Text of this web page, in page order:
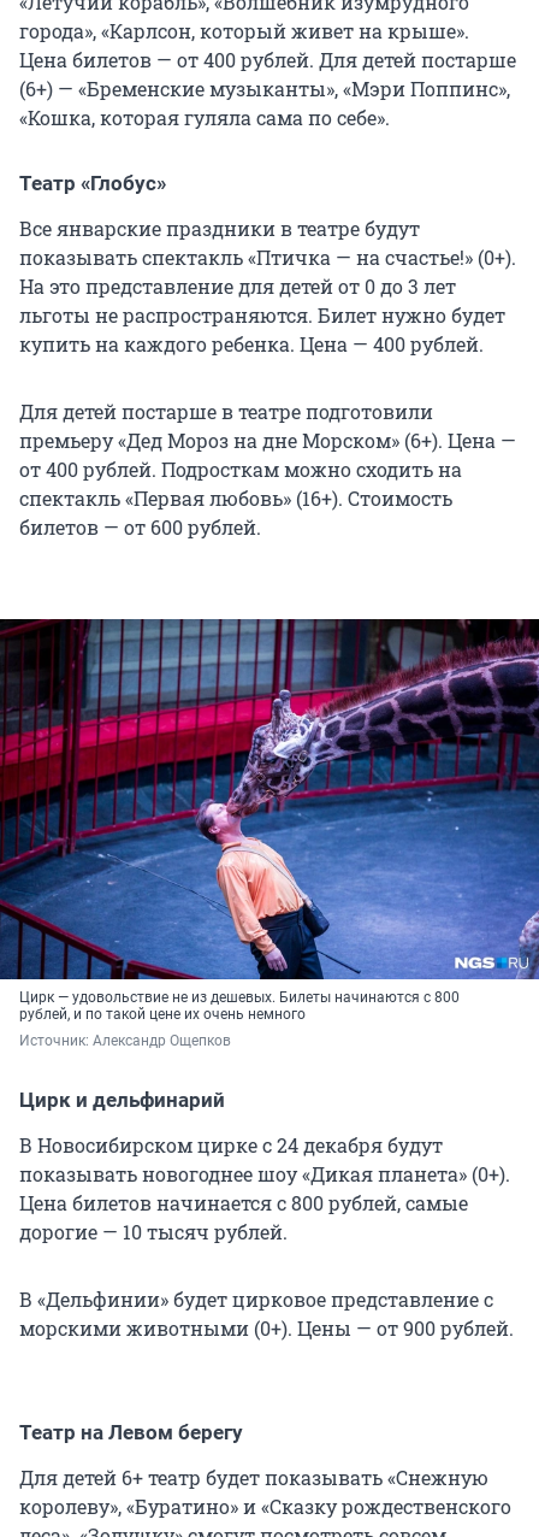
города», «Карлсон, который живет на крыше».
Цена билетов — от 400 рублей. Для детей постарше
(6+) — «Бременские музыканты», «Мэри Поппинс»,
«Кошка, которая гуляла сама по себе».
Театр «Глобус»
Все январские праздники в театре будут
показывать спектакль «Птичка — на счастье!» (0+).
На это представление для детей от 0 до 3 лет
льготы не распространяются. Билет нужно будет
купить на каждого ребенка. Цена — 400 рублей.
Для детей постарше в театре подготовили
премьеру «Дед Мороз на дне Морском» (6+). Цена —
от 400 рублей. Подросткам можно сходить на
спектакль «Первая любовь» (16+). Стоимость
билетов — от 600 рублей.
Цирк — удовольствие не из дешевых. Билеты начинаются с 800
рублей, и по такой цене их очень немного
Источник: Александр Ощепков
Цирк и дельфинарий
В Новосибирском цирке с 24 декабря будут
показывать новогоднее шоу «Дикая планета» (0+).
Цена билетов начинается с 800 рублей, самые
дорогие — 10 тысяч рублей.
В «Дельфинии» будет цирковое представление с
морскими животными (0+). Цены — от 900 рублей.
Театр на Левом берегу
Для детей 6+ театр будет показывать «Снежную
королеву», «Буратино» и «Сказку рождественского